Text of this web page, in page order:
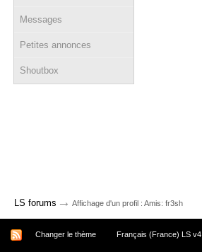
Messages
Petites annonces
Shoutbox
LS forums → Affichage d'un profil : Amis: fr3sh
Changer le thème Français (France) LS v4